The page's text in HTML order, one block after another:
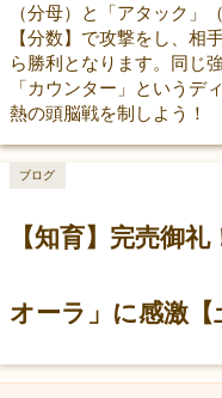
（分母）と「アタック」
【分数】で攻撃をし、相
ら勝利となります。同じ
「カウンター」というデ
熱の頭脳戦を制しよう！
【知育】完売御
オーラ」に感激【
ブログ